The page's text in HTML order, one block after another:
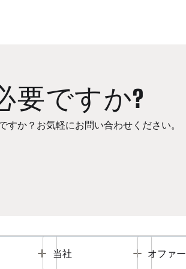
要ですか?
すか？お気軽にお問い合わせください。
Toggle
当社 Toggle
オファー